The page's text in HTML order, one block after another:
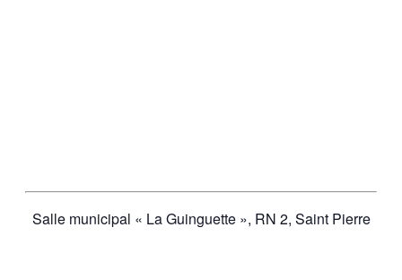
Salle municipal « La Guinguette », RN 2, Saint Pierre